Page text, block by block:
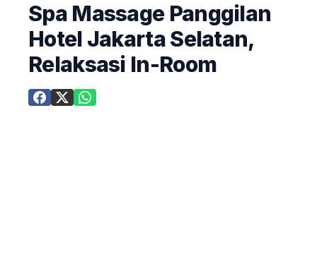
Spa Massage Panggilan
Hotel Jakarta Selatan,
Relaksasi In-Room